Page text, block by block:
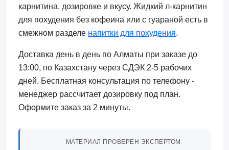
карнитина, дозировке и вкусу. Жидкий л-карнитин
для похудения без кофеина или с гуараной есть в
смежном разделе напитки для похудения.
Доставка день в день по Алматы при заказе до
13:00, по Казахстану через СДЭК 2-5 рабочих
дней. Бесплатная консультация по телефону -
менеджер рассчитает дозировку под план.
Оформите заказ за 2 минуты.
МАТЕРИАЛ ПРОВЕРЕН ЭКСПЕРТОМ